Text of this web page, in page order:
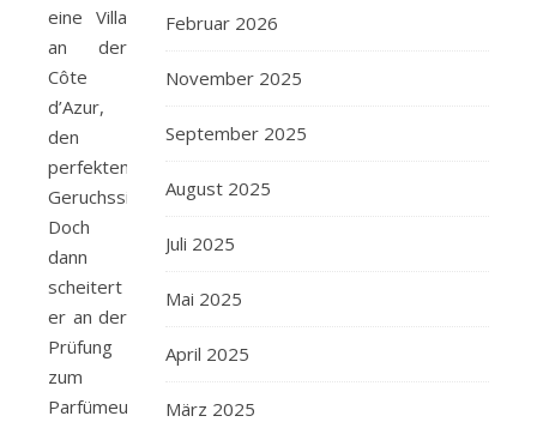
eine Villa
an der
Côte
d’Azur,
den
perfekten
Geruchssinn.
Doch
dann
scheitert
er an der
Prüfung
zum
Parfümeur
Februar 2026
November 2025
September 2025
August 2025
Juli 2025
Mai 2025
April 2025
März 2025